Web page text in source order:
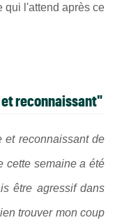
qui l'attend après ce
reconnaissant"
et reconnaissant de
cette semaine a été
être agressif dans
trouver mon coup